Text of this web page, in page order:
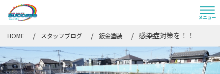
HOME スタッフブログ 鈑金塗装 感染症対策を！！